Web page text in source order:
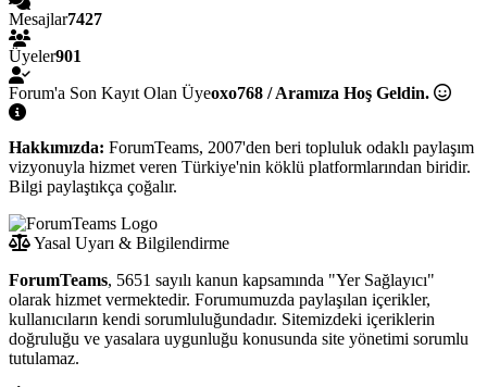
Mesajlar7427
Üyeler901
Forum'a Son Kayıt Olan Üyeoxo768 / Aramıza Hoş Geldin.
Hakkımızda: ForumTeams, 2007'den beri topluluk odaklı paylaşım
vizyonuyla hizmet veren Türkiye'nin köklü platformlarından biridir.
Bilgi paylaştıkça çoğalır.
Yasal Uyarı & Bilgilendirme
ForumTeams, 5651 sayılı kanun kapsamında "Yer Sağlayıcı"
olarak hizmet vermektedir. Forumumuzda paylaşılan içerikler,
kullanıcıların kendi sorumluluğundadır. Sitemizdeki içeriklerin
doğruluğu ve yasalara uygunluğu konusunda site yönetimi sorumlu
tutulamaz.